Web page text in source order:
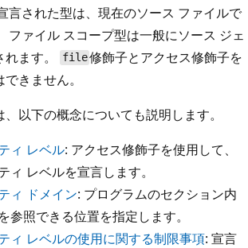
言された型は、現在のソース ファイルで
ファイル スコープ型は一般にソース ジェ
ます。
file修飾子とアクセス修飾子を
きません。
以下の概念についても説明します。
ィ レベル: アクセス修飾子を使用して、
ィ レベルを宣言します。
ィ ドメイン: プログラムのセクション内
参照できる位置を指定します。
ィ レベルの使用に関する制限事項: 宣言